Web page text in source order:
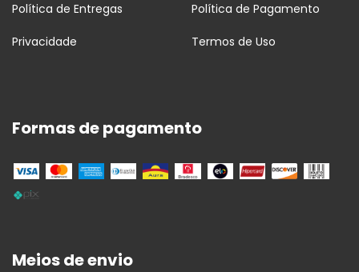
Política de Entregas Política de Pagamento
Privacidade Termos de Uso
Formas de pagamento
Meios de envio